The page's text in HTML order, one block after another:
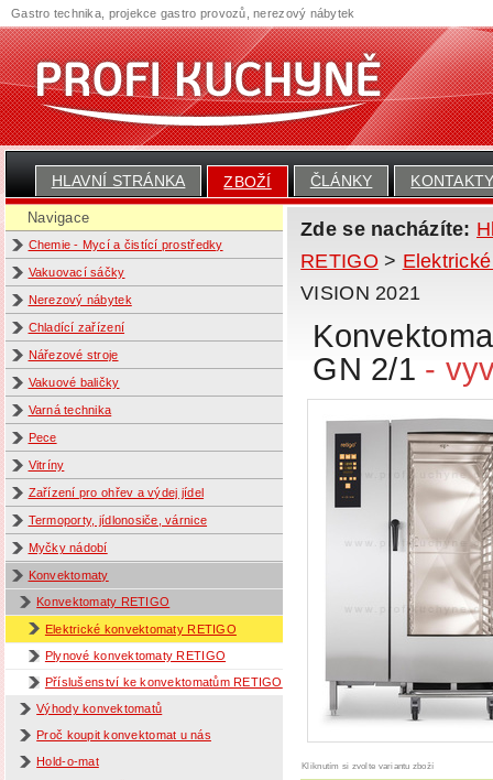
HLAVNÍ STRÁNKA ZBOŽÍ ČLÁNKY
Navigace
Chemie - Mycí a čistící prostředky
Vakuovací sáčky
Nerezový nábytek
Chladící zařízení
Nářezové stroje
Vakuové baličky
Varná technika
Pece
Vitríny
Zařízení pro ohřev a výdej jídel
Termoporty, jídlonosiče, várnice
Myčky nádobí
Konvektomaty
Konvektomaty RETIGO
Elektrické konvektomaty RETIGO
Plynové konvektomaty RETIGO
Příslušenství ke konvektomatům RETIGO
Výhody konvektomatů
Proč koupit konvektomat u nás
Hold-o-mat
Zde se nacházíte:
RETIGO >
VISION 2021
GN 2/1 -
Kliknutím si zvolte variantu zboží
Gastro technika, projekce gastro provozů, nerezový nábytek